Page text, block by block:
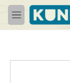
Skip to main
M
e